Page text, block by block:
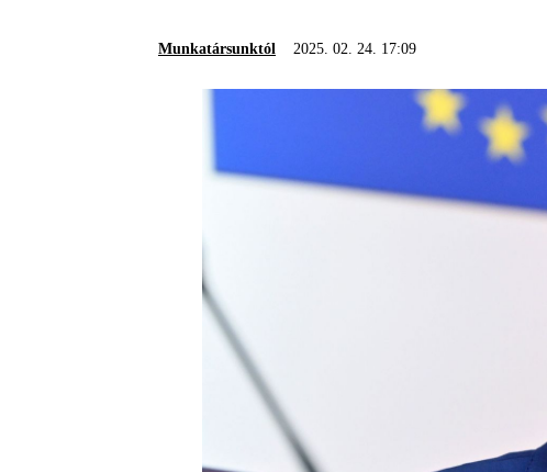
Munkatársunktól 2025. 02. 24. 17:09